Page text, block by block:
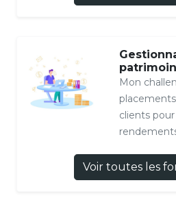
Mon
clients
Voir toutes les